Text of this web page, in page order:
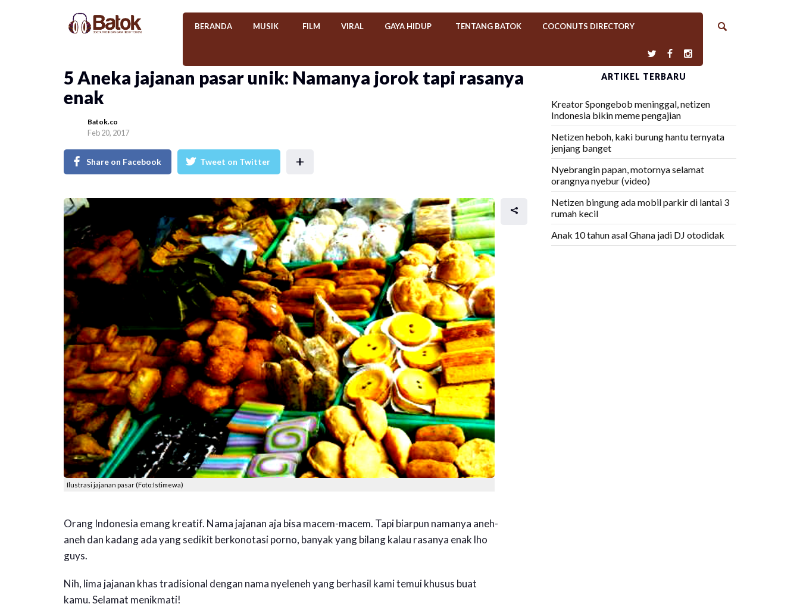
BERANDA MUSIK FILM VIRAL GAYA HIDUP TENTANG BATOK COCONUTS DIRECTORY
5 Aneka jajanan pasar unik: Namanya jorok tapi rasanya
enak
Batok.co
Feb 20, 2017
Share on Facebook Tweet on Twitter +
Ilustrasi jajanan pasar (Foto:Istimewa)
Orang Indonesia emang kreatif. Nama jajanan aja bisa macem-macem. Tapi biarpun namanya aneh-
aneh dan kadang ada yang sedikit berkonotasi porno, banyak yang bilang kalau rasanya enak lho
guys.
Nih, lima jajanan khas tradisional dengan nama nyeleneh yang berhasil kami temui khusus buat
kamu. Selamat menikmati!
ARTIKEL TERBARU
Kreator Spongebob meninggal, netizen
Indonesia bikin meme pengajian
Netizen heboh, kaki burung hantu ternyata
jenjang banget
Nyebrangin papan, motornya selamat
orangnya nyebur (video)
Netizen bingung ada mobil parkir di lantai 3
rumah kecil
Anak 10 tahun asal Ghana jadi DJ otodidak